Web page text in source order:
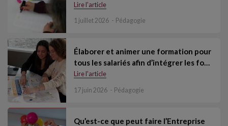
Lire l'article
1 juillet 2026 Pédagogie
Élaborer et animer une formation pour
tous les salariés afin d’intégrer les fo…
Lire l'article
17 juin 2026 Pédagogie
Qu’est-ce que peut faire l’Entreprise